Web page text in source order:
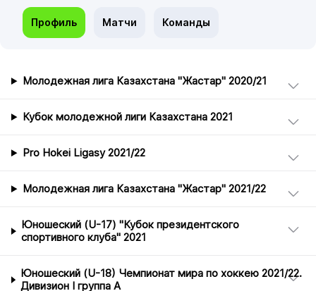
Профиль Матчи Команды
Молодежная лига Казахстана "Жастар" 2020/21
Кубок молодежной лиги Казахстана 2021
Pro Hokei Ligasy 2021/22
Молодежная лига Казахстана "Жастар" 2021/22
Юношеский (U-17) "Кубок президентского
спортивного клуба" 2021
Юношеский (U-18) Чемпионат мира по хоккею 2021/22.
Дивизион I группа А